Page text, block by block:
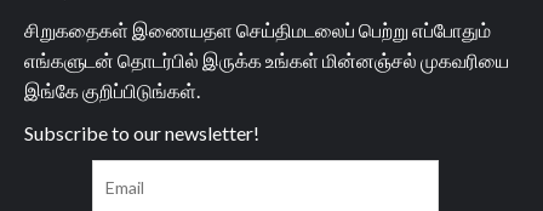
சிறுகதைகள் இணையதள செய்திமடலைப் பெற்று எப்போதும்
எங்களுடன் தொடர்பில் இருக்க உங்கள் மின்னஞ்சல் முகவரியை
இங்கே குறிப்பிடுங்கள்.
Subscribe to our newsletter!